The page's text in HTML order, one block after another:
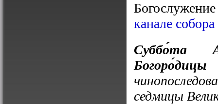
канале собора
Суббо́та
Богоро́дицы
седмицы